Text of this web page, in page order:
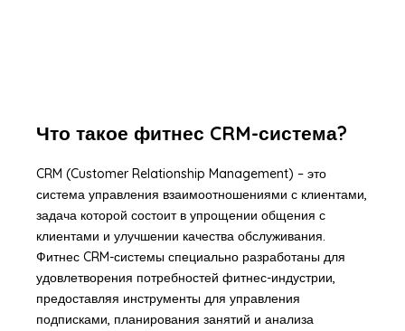
Что такое фитнес CRM-система?
CRM (Customer Relationship Management) – это
система управления взаимоотношениями с клиентами,
задача которой состоит в упрощении общения с
клиентами и улучшении качества обслуживания.
Фитнес CRM-системы специально разработаны для
удовлетворения потребностей фитнес-индустрии,
предоставляя инструменты для управления
подписками, планирования занятий и анализа